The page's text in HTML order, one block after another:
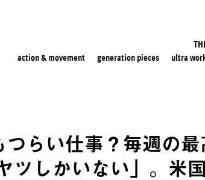
action & movement generation pieces ultra
らい仕事？毎週の
しかいない」。米